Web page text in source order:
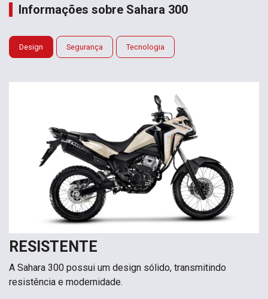
Informações sobre Sahara 300
Design Segurança Tecnologia
RESISTENTE
A Sahara 300 possui um design sólido, transmitindo
resistência e modernidade.